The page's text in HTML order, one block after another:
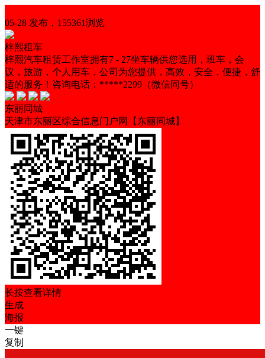
05-28 发布，155361浏览
梓熙租车
梓熙汽车租赁工作室拥有7 - 27坐车辆供您选用，班车，会
议，旅游，个人用车，公司为您提供，高效，安全，便捷，舒
适的服务！咨询电话：*****2299（微信同号）
东丽同城
天津市东丽区综合信息门户网【东丽同城】
长按查看详情
生成
海报
一键
复制